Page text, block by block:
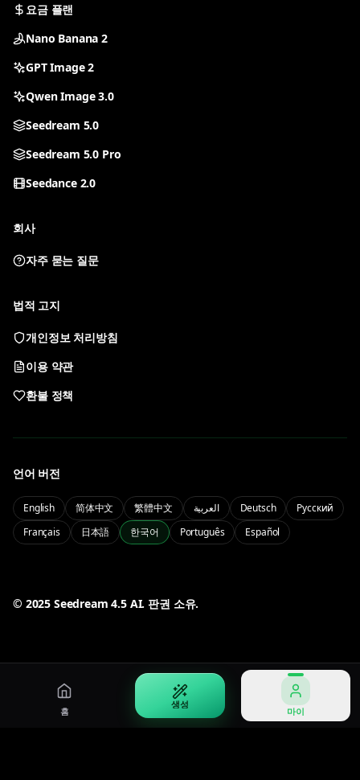
요금 플랜
Nano Banana 2
GPT Image 2
Qwen Image 3.0
Seedream 5.0
Seedream 5.0 Pro
Seedance 2.0
회사
자주 묻는 질문
법적 고지
개인정보 처리방침
이용 약관
환불 정책
언어 버전
English 简体中文 繁體中文 العربية Deutsch
Русский
Français
日本語 한국어 Português Español
© 2025 Seedream 4.5 AI. 판권 소유.
Nano Banana 2
PRO
Seedream 5.0 Pro
프로급 Seedream 5.0 품질과 컨트롤
홈
생성
마이